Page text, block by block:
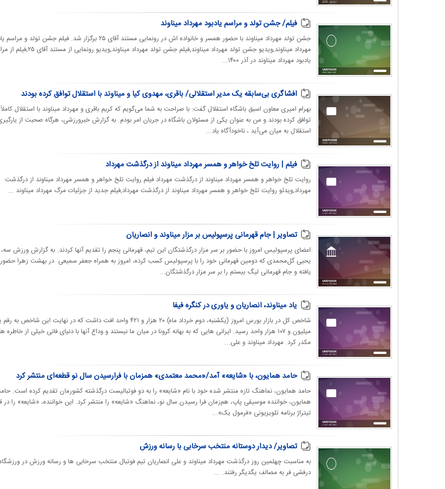
فیلم/ جشن تولد و مراسم یادبود مهرداد میناوند
جشن تولد مهرداد میناوند با حضور همسر و خانواده اش در رونمایی مستند آقای ۲۵ برگزار شد. فیلم جشن تولد و
مهرداد میناوند,ویدیو جشن تولد مهرداد میناوند,فیلم جشن تولد مهرداد میناوند,ویدیو
یادبود مهرداد میناوند در آذر ۱۴۰۰...
افشاگری‌ بی‌سابقه یک مدیر استقلالی/ باقری، مهدوی کیا و میناوند با استقلال توافق کرده بودند
بهرام امیری معاون اسبق باشگاه استقلال گفت: با صراحت به شما می‌گویم که کریم باقری و مهرداد میناوند با استقلال کاملاً
توافق کرده بودند و من به عنوان یکی از مسئولان باشگاه در جریان امر بودم. به گزارش خبرورزشی، هرگاه صحبت از
استقلال به میان می‌آید ، ناخودآگاه یاد...
فیلم | روایت تلخ خواهر و همسر مهرداد میناوند از درگذشت مهرداد
روایت تلخ خواهر و همسر مهرداد میناوند از درگذشت مهرداد فیلم روایت تلخ خواهر و همسر مهرداد میناوند از درگذشت
مهرداد,ویدئو روایت تلخ خواهر و همسر مهرداد میناوند از درگذشت مهرداد,فیلم جدید از جزئیات مرگ مهرداد میناوند ...
تصاویر | جام قهرمانی پرسپولیس بر مزار میناوند و انصاریان
اعضای پرسپولیس امروز با حضور بر سر مزار درگذشتگان این تیم، قهرمانی پنجم را تقدیم آنها کردند. به گزارش ورزش سه،
یحیی گل‌محمدی که دومین قهرمانی خود را با پرسپولیس کسب کرده، امروز به همراه جعفر سمیعی در بهشت زهرا حضور
یافته و جام قهرمانی لیگ بیستم را بر سر مزار درگذشتگان...
یاد میناوند، انصاریان و یاوری در کنگره فیفا
شاخص کل در بازار بورس امروز (یکشنبه، دوم خرداد ‌ماه) ۲۰ هزار و ۴۲۱ واحد افت داشت که در نهایت این شاخص
میلیون و ۱۰۷ هزار واحد رسید. ایرانی هایی که به بهانه کرونا در میان ما نیستند و وداع آنها با دنیای فانی خیلی از خاطره
مکدر کرد. مهرداد میناوند و علی...
حامد همایون، با «شایعه» آمد/«محمد معتمدی» همزمان با فرارسیدن سال نو قطعه‌ای منتشر کرد
حامد همایون، نماهنگ تازه منتشر شده خود با نام «شایعه» را به دو فوتبالیست درگذشته کشورمان تقدیم کرده است.
همایون، خواننده موسیقی پاپ، هم‌زمان فرا رسیدن سال نو، نماهنگ «شایعه» را منتشر کرد. این خواننده، «شایعه» را در
تیتراژ برنامه تلویزیونی «فرمول یک»...
تصاویر/ دیدار دوستانه منتخب سرخابی با رسانه ورزش
به مناسبت چهلمین روز درگذشت مهرداد میناوند و علی انصاریان تیم فوتبال منتخب سرخابی ها و رسانه ورزش در
درفشی فر به مصالف یگدیگر رفتند. ...